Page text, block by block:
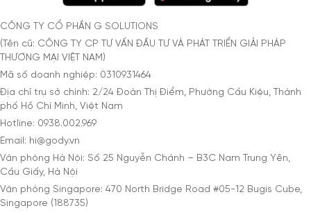
CÔNG TY CỔ PHẦN G SOLUTIONS
(Tên cũ: CÔNG TY CP TƯ VẤN ĐẦU TƯ VÀ PHÁT TRIỂN GIẢI PHÁP
THƯƠNG MẠI VIỆT NAM)
Mã số doanh nghiệp: 0310931464
Địa chỉ trụ sở chính: 2/24 Đoàn Thị Điểm, Phường Cầu Kiệu, Thành
phố Hồ Chí Minh, Việt Nam
Hotline: 0938.002.969
Email: hi@gody.vn
Văn phòng Hà Nội: Số 25 Nguyễn Chánh – B3C Nam Trung Yên,
Cầu Giấy, Hà Nội
Văn phòng Singapore: 470 North Bridge Road #05-12 Bugis Cube,
Singapore (188735)